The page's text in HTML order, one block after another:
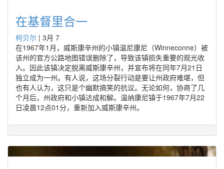
在基督里合一
柯贝尔 | 3月 7
在1967年1月，威斯康辛州的小镇温尼康尼（Winneconne）被
该州的官方公路地图错误删除了，导致该镇损失重要的观光收
入。因此该镇决定脱离威斯康辛州，并宣布将在同年7月21日
独立成为一州。有人说，这场分裂行动是要让州政府难堪，但
也有人认为，这只是个幽默搞笑的抗议。无论如何，协商了几
个月后，州政府和小镇达成和解。温纳康尼镇于1967年7月22
日凌晨12点01分，重新加入威斯康辛州。